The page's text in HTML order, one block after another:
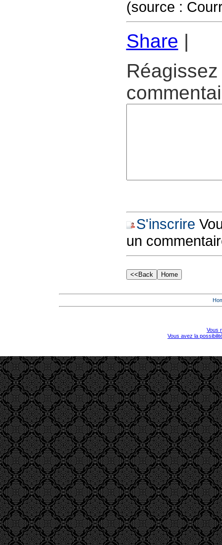
(source :
Share |
S'inscrire
un
Vous
Vous avez la